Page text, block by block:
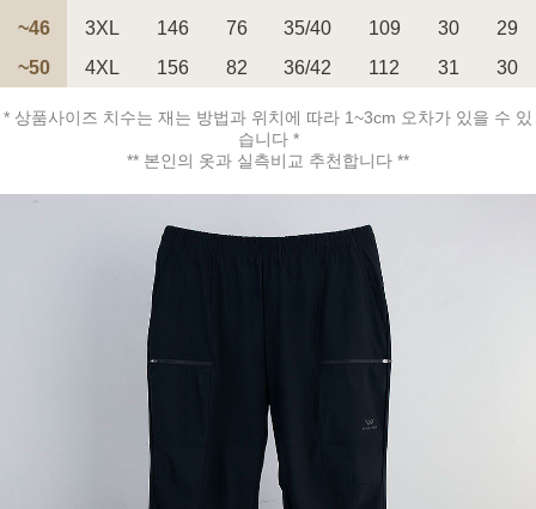
PAYCO 바로구매
~46
3XL 146 76 35/40 109 30
29
~50
4XL 156 82 36/42 112 31 30
* 상품사이즈 치수는 재는 방법과 위치에 따라 1~3cm 오차가 있을 수 있
습니다 *
** 본인의 옷과 실측비교 추천합니다 **